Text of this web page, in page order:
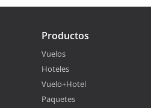
Productos
Vuelos
Hoteles
Vuelo+Hotel
Paquetes